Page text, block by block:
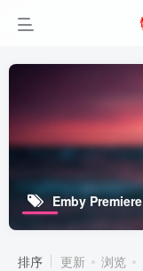
Emby Premiere
排序 更新 浏览